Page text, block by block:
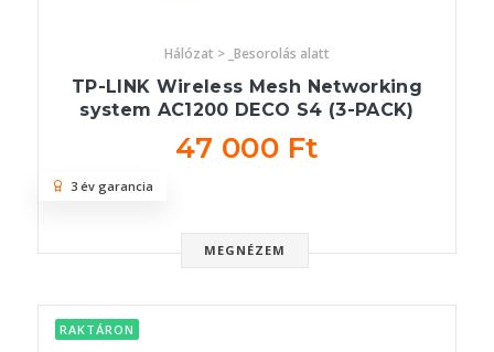
Hálózat > _Besorolás alatt
TP-LINK Wireless Mesh Networking
system AC1200 DECO S4 (3-PACK)
47 000 Ft
MEGNÉZEM
3 év garancia
RAKTÁRON